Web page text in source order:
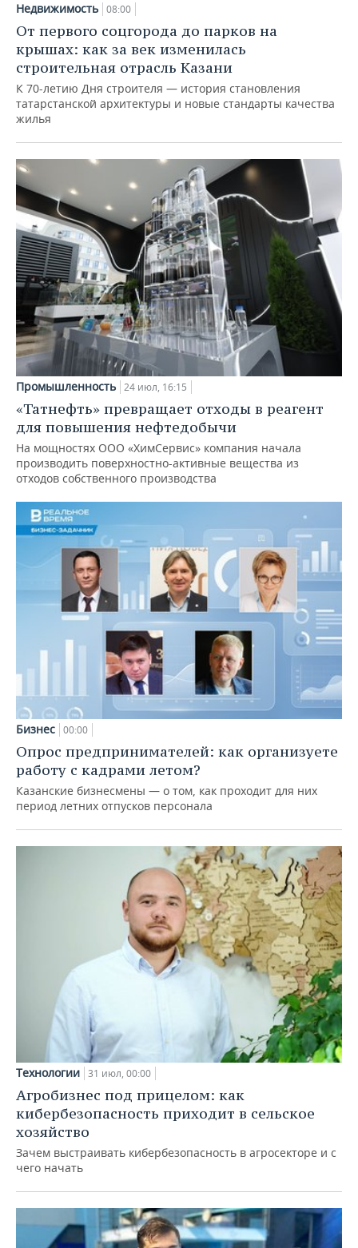
Недвижимость 08:00
От первого соцгорода до парков на
крышах: как за век изменилась
строительная отрасль Казани
К 70-летию Дня строителя — история становления
татарстанской архитектуры и новые стандарты качества
жилья
Промышленность 24 июл, 16:15
«Татнефть» превращает отходы в реагент
для повышения нефтедобычи
На мощностях ООО «ХимСервис» компания начала
производить поверхностно-активные вещества из
отходов собственного производства
Бизнес 00:00
Опрос предпринимателей: как организуете
работу с кадрами летом?
Казанские бизнесмены — о том, как проходит для них
период летних отпусков персонала
Технологии 31 июл, 00:00
Агробизнес под прицелом: как
кибербезопасность приходит в сельское
хозяйство
Зачем выстраивать кибербезопасность в агросекторе и с
чего начать